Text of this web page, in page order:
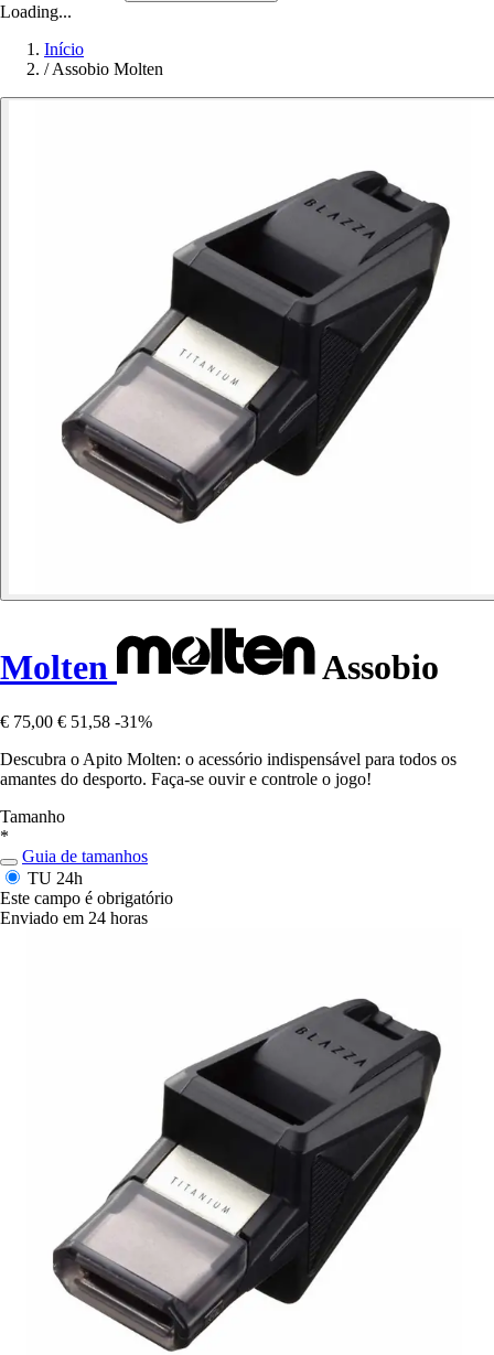
Loading...
Início
/ Assobio Molten
Molten Assobio
€ 75,00 € 51,58 -31%
Descubra o Apito Molten: o acessório indispensável para todos os
amantes do desporto. Faça-se ouvir e controle o jogo!
Tamanho
*
Guia de tamanhos
TU 24h
Este campo é obrigatório
Enviado em 24 horas